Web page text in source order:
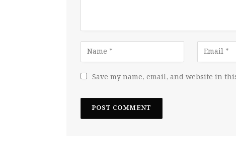
Save my name, email, and website in